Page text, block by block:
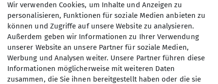
Hochtourengruppe
Wir sind eine bunt gemischte Gruppe
Wir verwenden Cookies, um Inhalte und Anzeigen zu
personalisieren, Funktionen für soziale Medien anbieten zu
können und Zugriffe auf unsere Website zu analysieren.
Außerdem geben wir Informationen zu Ihrer Verwendung
unserer Website an unsere Partner für soziale Medien,
Werbung und Analysen weiter. Unsere Partner führen diese
Informationen möglicherweise mit weiteren Daten
zusammen, die Sie ihnen bereitgestellt haben oder die sie